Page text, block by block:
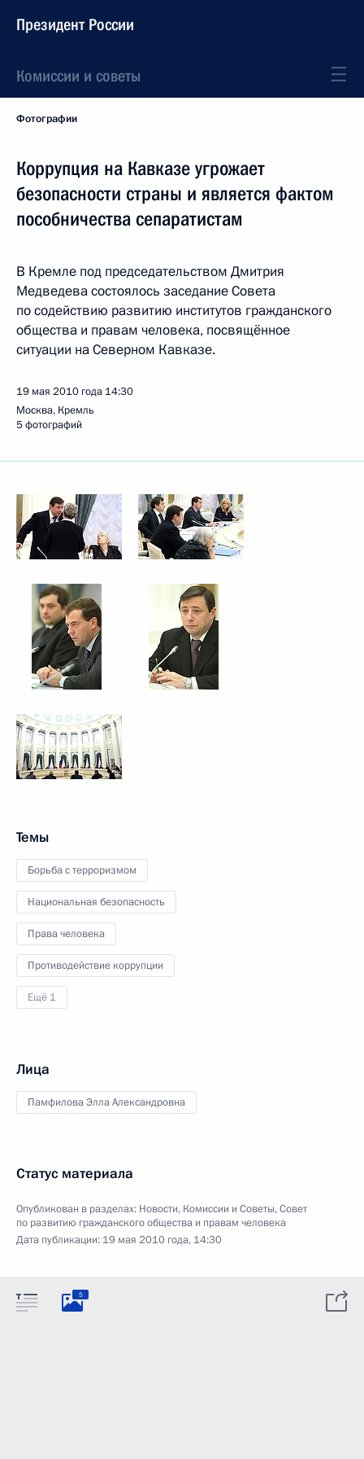
Президент России
Комиссии и советы
Фотографии
Коррупция на Кавказе угрожает
безопасности страны и является фактом
пособничества сепаратистам
В Кремле под председательством Дмитрия
Медведева состоялось заседание Совета
по содействию развитию институтов гражданского
общества и правам человека, посвящённое
ситуации на Северном Кавказе.
19 мая 2010 года 14:30
Москва, Кремль
5 фотографий
Темы
Борьба с терроризмом
Национальная безопасность
Права человека
Противодействие коррупции
Ещё 1
Лица
Памфилова Элла Александровна
Статус материала
Опубликован в разделах: Новости, Комиссии и Советы,Совет
по развитию гражданского общества и правам человека
Дата публикации: 19 мая 2010 года, 14:30
5